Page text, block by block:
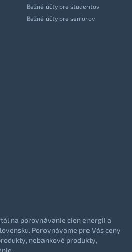
Bežné účty pre študentov
Bežné účty pre seniorov
na porovnávanie cien energií a
Porovnávame pre Vás ceny
nebankové produkty,